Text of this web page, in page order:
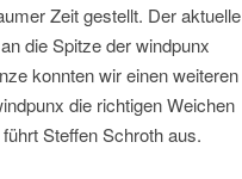
Zeit gestellt. Der aktuelle
die Spitze der windpunx
konnten wir einen weiteren
die richtigen Weichen
Steffen Schroth aus.